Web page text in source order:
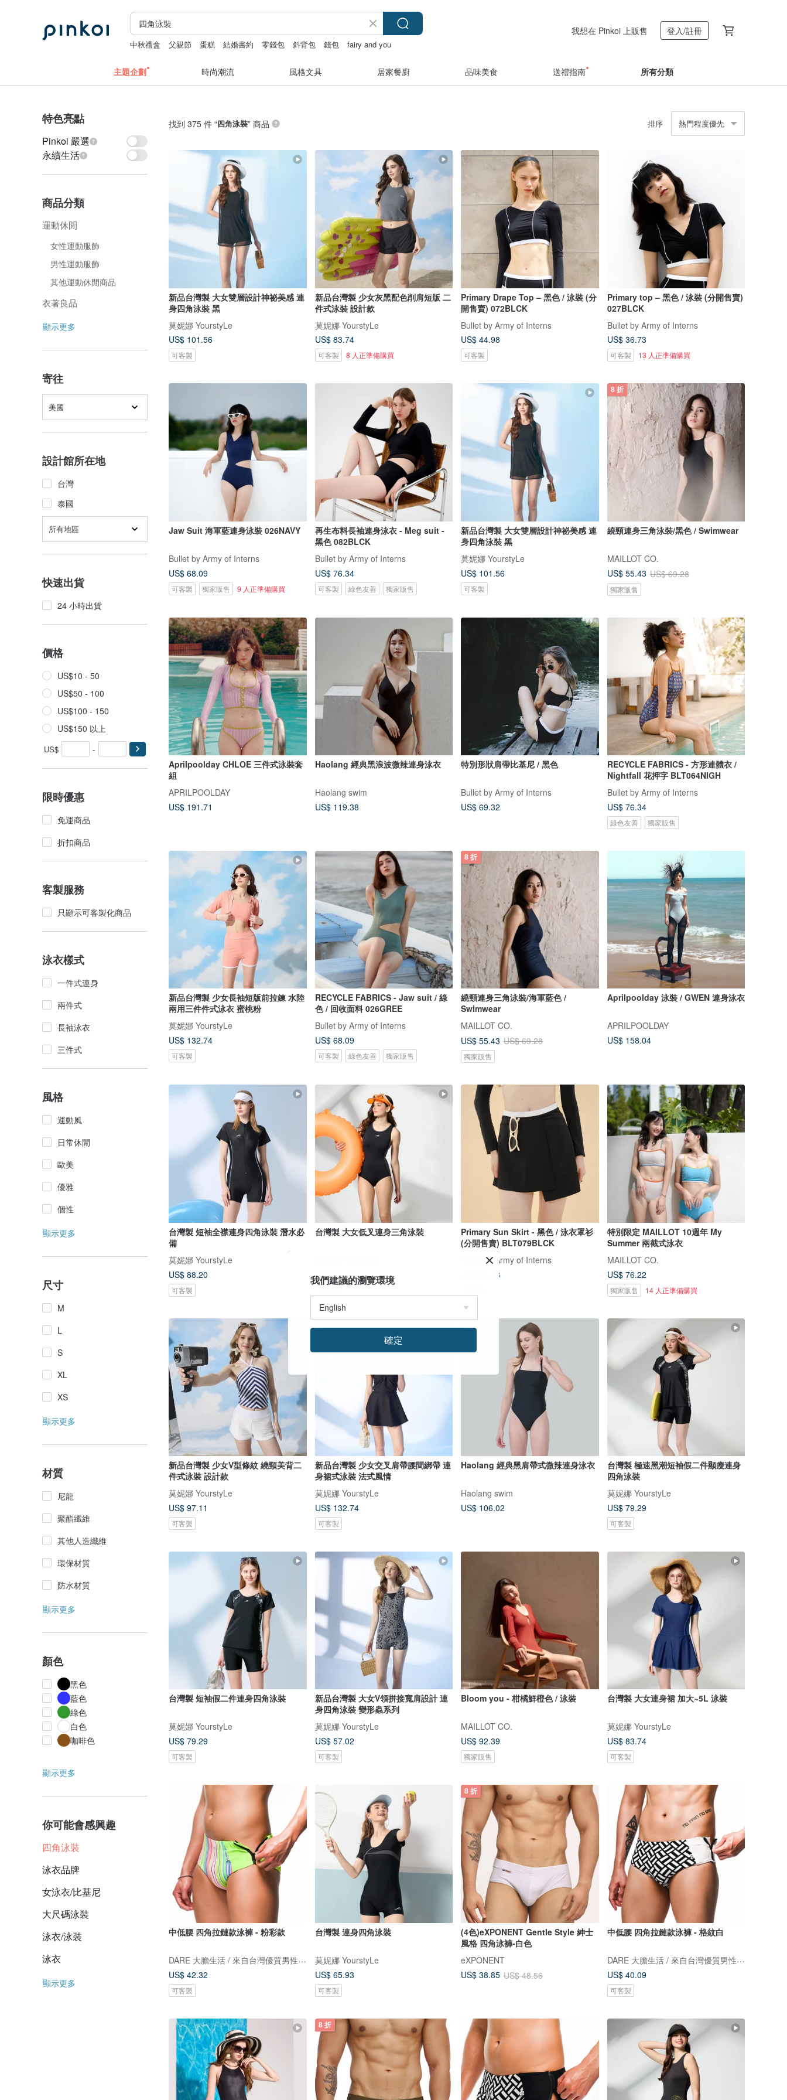
中秋禮盒 父親節 蛋糕 結婚書約 零錢包 斜背包 錢包 fairy and you
我想在 Pinkoi 上販售 登入/註冊
主題企劃 時尚潮流 風格文具 居家餐廚 品味美食 送禮指南 所有分類
特色亮點
Pinkoi 嚴選
永續生活
商品分類
運動休閒
女性運動服飾
男性運動服飾
其他運動休閒商品
衣著良品
顯示更多
寄往
美國
設計館所在地
台灣
泰國
所有地區
快速出貨
24 小時出貨
價格
US$10 - 50
US$50 - 100
US$100 - 150
US$150 以上
US$ -
限時優惠
免運商品
折扣商品
客製服務
只顯示可客製化商品
泳衣樣式
一件式連身
兩件式
長袖泳衣
三件式
風格
運動風
日常休閒
歐美
優雅
個性
顯示更多
尺寸
M
L
S
XL
XS
顯示更多
材質
尼龍
聚酯纖維
其他人造纖維
環保材質
防水材質
顯示更多
顏色
黑色
藍色
綠色
白色
咖啡色
顯示更多
你可能會感興趣
四角泳裝
泳衣品牌
女泳衣/比基尼
大尺碼泳裝
泳衣/泳裝
泳衣
顯示更多
找到 375 件 “四角泳裝” 商品 排序 熱門程度優先
新品台灣製 大女雙層設計神祕美感 連
身四角泳裝 黑
莫妮娜 YourstyLe
US$ 101.56
可客製
新品台灣製 少女灰黑配色削肩短版 二
件式泳裝 設計款
莫妮娜 YourstyLe
US$ 83.74
可客製 8 人正準備購買
Primary Drape Top – 黑色 / 泳裝 (分
開售賣) 072BLCK
Bullet by Army of Interns
US$ 44.98
可客製
Primary top – 黑色 / 泳裝 (分開售賣)
027BLCK
Bullet by Army of Interns
US$ 36.73
可客製 13 人正準備購買
Jaw Suit 海軍藍連身泳裝 026NAVY
Bullet by Army of Interns
US$ 68.09
可客製 獨家販售 9 人正準備購買
再生布料長袖連身泳衣 - Meg suit -
黑色 082BLCK
Bullet by Army of Interns
US$ 76.34
可客製 綠色友善 獨家販售
新品台灣製 大女雙層設計神祕美感 連
身四角泳裝 黑
莫妮娜 YourstyLe
US$ 101.56
可客製
8 折
繞頸連身三角泳裝/黑色 / Swimwear
MAILLOT CO.
US$ 55.43 US$ 69.28
獨家販售
Aprilpoolday CHLOE 三件式泳裝套
組
APRILPOOLDAY
US$ 191.71
Haolang 經典黑浪波微辣連身泳衣
Haolang swim
US$ 119.38
特別形狀肩帶比基尼 / 黑色
Bullet by Army of Interns
US$ 69.32
RECYCLE FABRICS - 方形連體衣 /
Nightfall 花押字 BLT064NIGH
Bullet by Army of Interns
US$ 76.34
綠色友善 獨家販售
新品台灣製 少女長袖短版前拉鍊 水陸
兩用三件件式泳衣 蜜桃粉
莫妮娜 YourstyLe
US$ 132.74
可客製
RECYCLE FABRICS - Jaw suit / 綠
色 / 回收面料 026GREE
Bullet by Army of Interns
US$ 68.09
可客製 綠色友善 獨家販售
8 折
繞頸連身三角泳裝/海軍藍色 /
Swimwear
MAILLOT CO.
US$ 55.43 US$ 69.28
獨家販售
Aprilpoolday 泳裝 / GWEN 連身泳衣
APRILPOOLDAY
US$ 158.04
台灣製 短袖全襟連身四角泳裝 潛水必
備
莫妮娜 YourstyLe
US$ 88.20
可客製
台灣製 大女低叉連身三角泳裝
US$ 61.47
Primary Sun Skirt - 黑色 / 泳衣罩衫
(分開售賣) BLT079BLCK
Bullet by Army of Interns
US$ 28.48
特別限定 MAILLOT 10週年 My
Summer 兩截式泳衣
MAILLOT CO.
US$ 76.22
獨家販售 14 人正準備購買
新品台灣製 少女V型條紋 繞頸美背二
件式泳裝 設計款
莫妮娜 YourstyLe
US$ 97.11
可客製
新品台灣製 少女交叉肩帶腰間綁帶 連
身裙式泳裝 法式風情
莫妮娜 YourstyLe
US$ 132.74
可客製
Haolang 經典黑肩帶式微辣連身泳衣
Haolang swim
US$ 106.02
台灣製 極速黑潮短袖假二件顯瘦連身
四角泳裝
莫妮娜 YourstyLe
US$ 79.29
可客製
台灣製 短袖假二件連身四角泳裝
莫妮娜 YourstyLe
US$ 79.29
可客製
新品台灣製 大女V領拼接寬肩設計 連
身四角泳裝 變形蟲系列
莫妮娜 YourstyLe
US$ 57.02
可客製
Bloom you - 柑橘鮮橙色 / 泳裝
MAILLOT CO.
US$ 92.39
獨家販售
台灣製 大女連身裙 加大~5L 泳裝
莫妮娜 YourstyLe
US$ 83.74
可客製
中低腰 四角拉鏈款泳褲 - 粉彩款
DARE 大膽生活 / 來自台灣優質男性內著
US$ 42.32
可客製
台灣製 連身四角泳裝
莫妮娜 YourstyLe
US$ 65.93
可客製
8 折
(4色)eXPONENT Gentle Style 紳士
風格 四角泳褲-白色
eXPONENT
US$ 38.85 US$ 48.56
中低腰 四角拉鏈款泳褲 - 格紋白
DARE 大膽生活 / 來自台灣優質男性內著
US$ 40.09
可客製
8 折
我們建議的瀏覽環境
確定